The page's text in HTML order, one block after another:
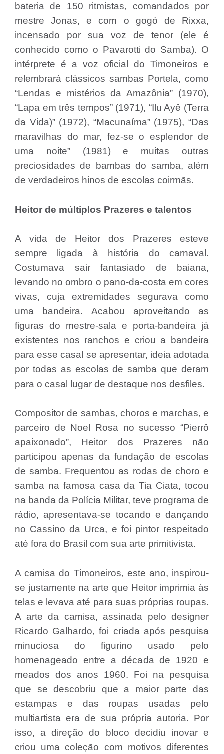
bateria de 150 ritmistas, comandados por
mestre Jonas, e com o gogó de Rixxa,
incensado por sua voz de tenor (ele é
conhecido como o Pavarotti do Samba). O
intérprete é a voz oficial do Timoneiros e
relembrará clássicos sambas Portela, como
“Lendas e mistérios da Amazônia” (1970),
“Lapa em três tempos” (1971), “Ilu Ayê (Terra
da Vida)” (1972), “Macunaíma” (1975), “Das
maravilhas do mar, fez-se o esplendor de
uma noite” (1981) e muitas outras
preciosidades de bambas do samba, além
de verdadeiros hinos de escolas coirmãs.
Heitor de múltiplos Prazeres e talentos
A vida de Heitor dos Prazeres esteve
sempre ligada à história do carnaval.
Costumava sair fantasiado de baiana,
levando no ombro o pano-da-costa em cores
vivas, cuja extremidades segurava como
uma bandeira. Acabou aproveitando as
figuras do mestre-sala e porta-bandeira já
existentes nos ranchos e criou a bandeira
para esse casal se apresentar, ideia adotada
por todas as escolas de samba que deram
para o casal lugar de destaque nos desfiles.
Compositor de sambas, choros e marchas, e
parceiro de Noel Rosa no sucesso “Pierrô
apaixonado”, Heitor dos Prazeres não
participou apenas da fundação de escolas
de samba. Frequentou as rodas de choro e
samba na famosa casa da Tia Ciata, tocou
na banda da Polícia Militar, teve programa de
rádio, apresentava-se tocando e dançando
no Cassino da Urca, e foi pintor respeitado
até fora do Brasil com sua arte primitivista.
A camisa do Timoneiros, este ano, inspirou-
se justamente na arte que Heitor imprimia às
telas e levava até para suas próprias roupas.
A arte da camisa, assinada pelo designer
Ricardo Galhardo, foi criada após pesquisa
minuciosa do figurino usado pelo
homenageado entre a década de 1920 e
meados dos anos 1960. Foi na pesquisa
que se descobriu que a maior parte das
estampas e das roupas usadas pelo
multiartista era de sua própria autoria. Por
isso, a direção do bloco decidiu inovar e
criou uma coleção com motivos diferentes